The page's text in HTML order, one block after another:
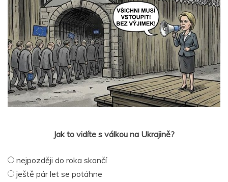
Jak to vidíte s válkou na Ukrajině?
nejpozději do roka skončí
ještě pár let se potáhne